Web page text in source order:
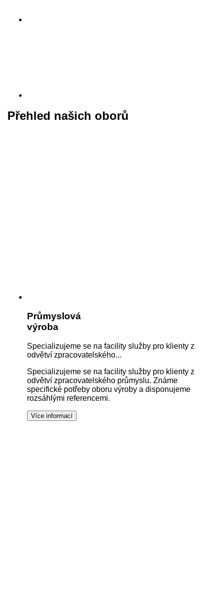
Přehled našich oborů
Průmyslová
výroba
Specializujeme se na facility služby pro klienty z
odvětví zpracovatelského...
Specializujeme se na facility služby pro klienty z
odvětví zpracovatelského průmyslu. Známe
specifické potřeby oboru výroby a disponujeme
rozsáhlými referencemi.